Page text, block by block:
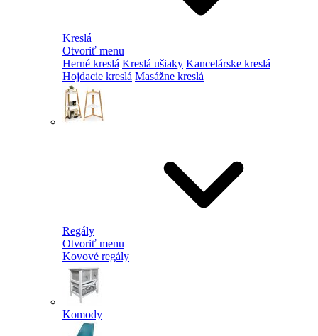
Kreslá
Otvoriť menu
Herné kreslá Kreslá ušiaky Kancelárske kreslá
Hojdacie kreslá Masážne kreslá
Regály
Otvoriť menu
Kovové regály
Komody